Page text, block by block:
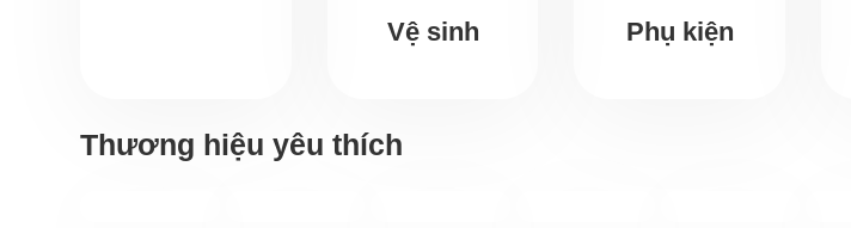
Vệ sinh Phụ kiện
Thương hiệu yêu thích